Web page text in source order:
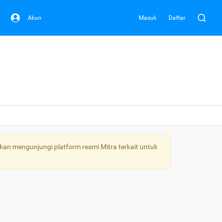
Akun Masuk Daftar
mengunjungi platform resmi Mitra terkait untuk